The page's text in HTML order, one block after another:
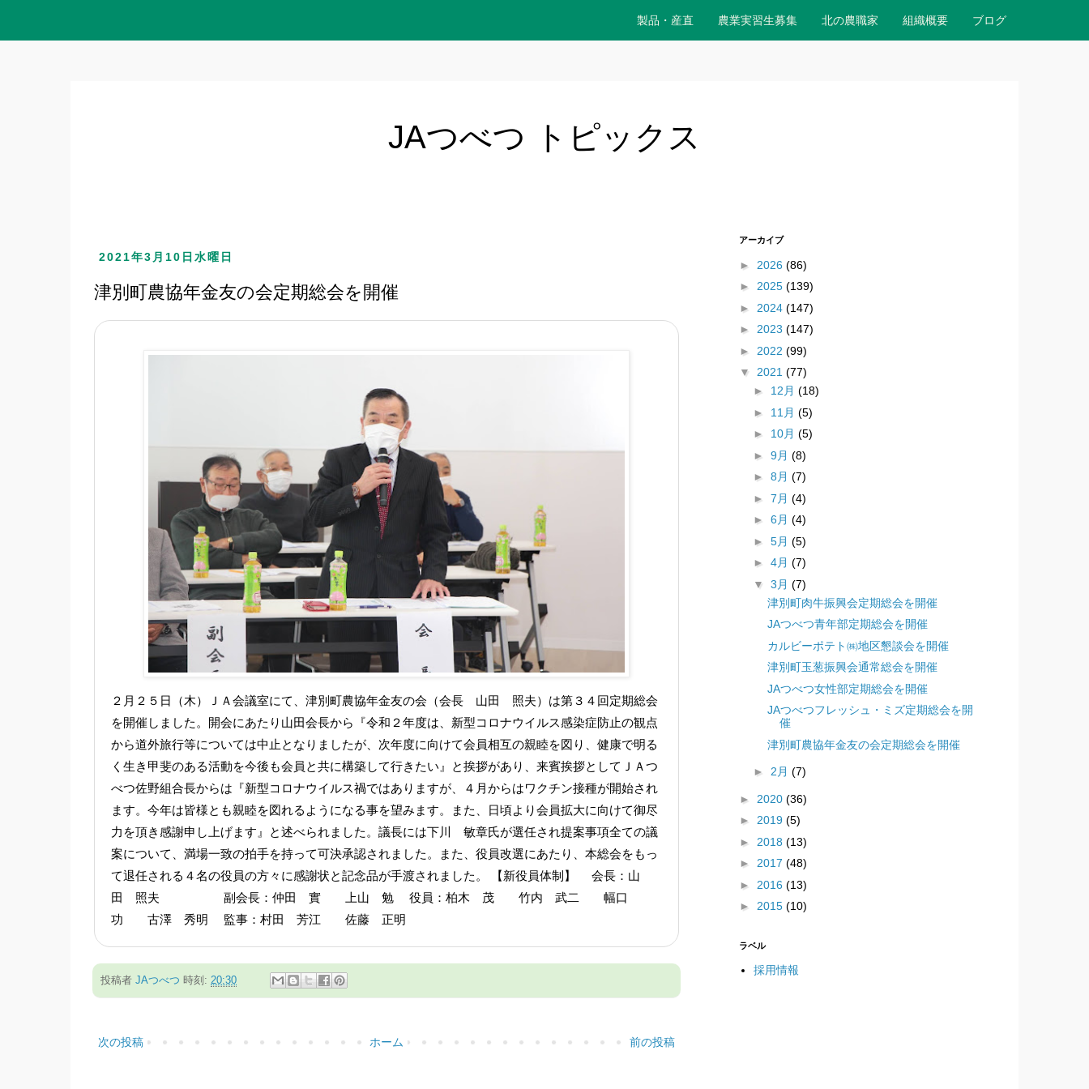
製品・産直 農業実習生募集 北の農職家 組織概要 ブログ
JAつべつ トピックス
2021年3月10日水曜日
津別町農協年金友の会定期総会を開催
２月２５日（木）ＪＡ会議室にて、津別町農協年金友の会（会長 山田 照夫）は第３４回定期総会
を開催しました。開会にあたり山田会長から『令和２年度は、新型コロナウイルス感染症防止の観点
から道外旅行等については中止となりましたが、次年度に向けて会員相互の親睦を図り、健康で明る
く生き甲斐のある活動を今後も会員と共に構築して行きたい』と挨拶があり、来賓挨拶としてＪＡつ
べつ佐野組合長からは『新型コロナウイルス禍ではありますが、４月からはワクチン接種が開始され
ます。今年は皆様とも親睦を図れるようになる事を望みます。また、日頃より会員拡大に向けて御尽
力を頂き感謝申し上げます』と述べられました。議長には下川 敏章氏が選任され提案事項全ての議
案について、満場一致の拍手を持って可決承認されました。また、役員改選にあたり、本総会をもっ
て退任される４名の役員の方々に感謝状と記念品が手渡されました。 【新役員体制】 会長：山
田 照夫 副会長：仲田 實 上山 勉 役員：柏木 茂 竹内 武二 幅口
功 古澤 秀明 監事：村田 芳江 佐藤 正明
投稿者 JAつべつ 時刻: 20:30
次の投稿 前の投稿
ホーム
アーカイブ
► 2026 (86)
► 2025 (139)
► 2024 (147)
► 2023 (147)
► 2022 (99)
▼ 2021 (77)
► 12月 (18)
► 11月 (5)
► 10月 (5)
► 9月 (8)
► 8月 (7)
► 7月 (4)
► 6月 (4)
► 5月 (5)
► 4月 (7)
▼ 3月 (7)
津別町肉牛振興会定期総会を開催
JAつべつ青年部定期総会を開催
カルビーポテト㈱地区懇談会を開催
津別町玉葱振興会通常総会を開催
JAつべつ女性部定期総会を開催
JAつべつフレッシュ・ミズ定期総会を開
催
津別町農協年金友の会定期総会を開催
► 2月 (7)
► 2020 (36)
► 2019 (5)
► 2018 (13)
► 2017 (48)
► 2016 (13)
► 2015 (10)
ラベル
採用情報